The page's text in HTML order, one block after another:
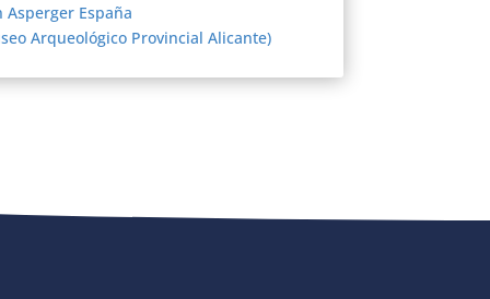
Asperger España
Arqueológico Provincial Alicante)